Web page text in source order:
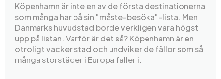
Köpenhamn är inte en av de första destinationerna
som många har på sin "måste-besöka"-lista. Men
Danmarks huvudstad borde verkligen vara högst
upp på listan. Varför är det så? Köpenhamn är en
otroligt vacker stad och undviker de fällor som så
många storstäder i Europa faller i.